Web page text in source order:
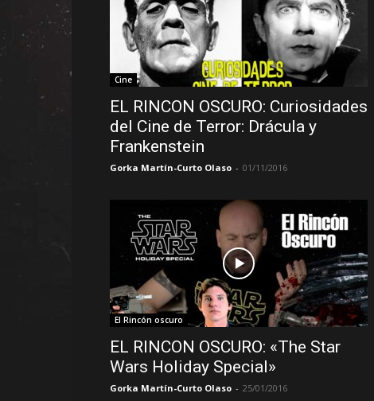
Cine
EL RINCON OSCURO: Curiosidades
del Cine de Terror: Drácula y
Frankenstein
Gorka Martín-Curto Olaso - 01/11/2016
El Rincón oscuro
EL RINCON OSCURO: «The Star
Wars Holiday Special»
Gorka Martín-Curto Olaso - 25/01/2016